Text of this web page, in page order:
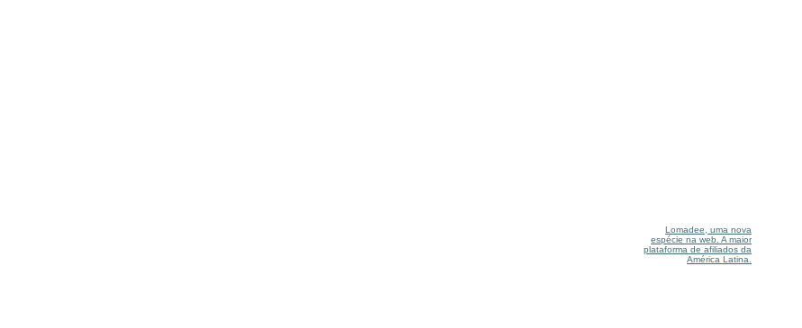
Lomadee, uma nova
espécie na web. A maior
plataforma de afiliados da
América Latina.